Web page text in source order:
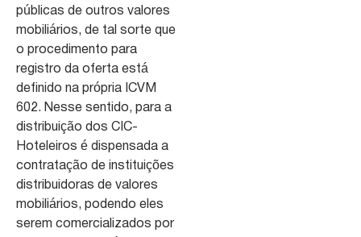
públicas de outros valores
mobiliários, de tal sorte que
o procedimento para
registro da oferta está
definido na própria ICVM
602. Nesse sentido, para a
distribuição dos CIC-
Hoteleiros é dispensada a
contratação de instituições
distribuidoras de valores
mobiliários, podendo eles
serem comercializados por